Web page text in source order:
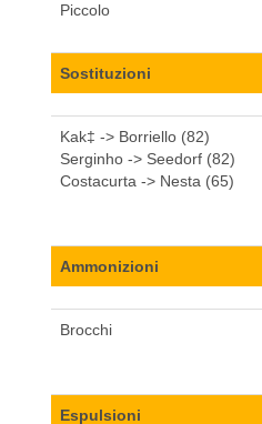
Piccolo
Sostituzioni
Kak‡ -> Borriello (82)
Serginho -> Seedorf (82)
Costacurta -> Nesta (65)
Ammonizioni
Brocchi
Espulsioni